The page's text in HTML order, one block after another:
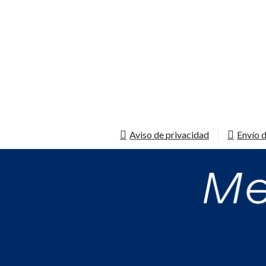
Aviso de privacidad Envío